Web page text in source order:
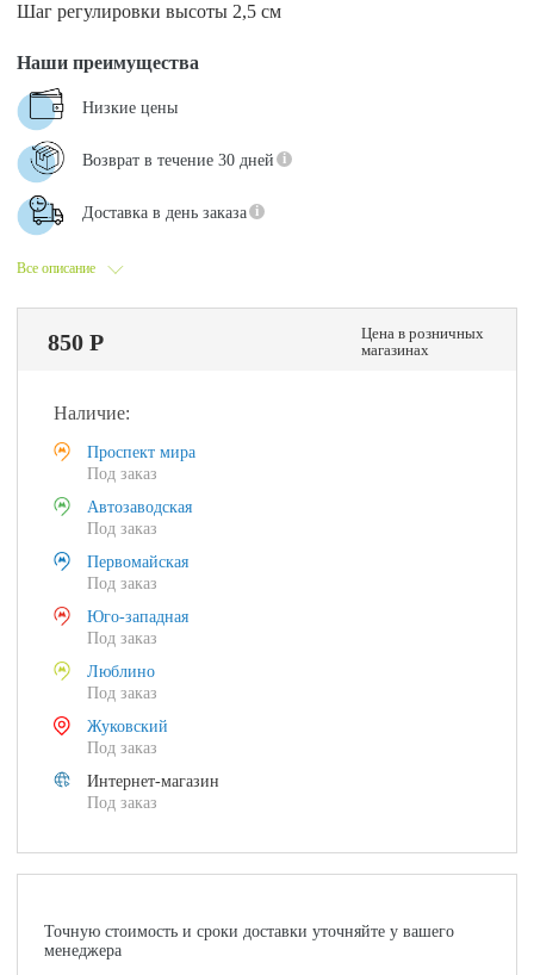
Шаг регулировки высоты 2,5 см
Все описание
Наши преимущества
Низкие цены
Возврат в течение 30 дней
Доставка в день заказа
850 Р
Цена в розничных
магазинах
Наличие:
Проспект мира
Под заказ
Автозаводская
Под заказ
Первомайская
Под заказ
Юго-западная
Под заказ
Люблино
Под заказ
Жуковский
Под заказ
Интернет-магазин
Под заказ
Точную стоимость и сроки доставки уточняйте у вашего
менеджера